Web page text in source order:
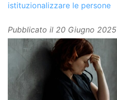
istituzionalizzare le persone
Pubblicato il 20 Giugno 2025